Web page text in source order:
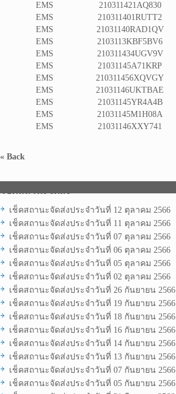
EMS
210311421AQ830
EMS
210311401RUTT2
EMS
21031140RAD1QV
EMS
2103113KBF5BV6
EMS
210311434UGV9V
EMS
21031145A71KRP
EMS
210311456XQVGY
EMS
21031146UKTBAE
EMS
21031145YR4A4B
EMS
21031145M1H08A
EMS
21031146XXY741
« Back
เช็คสถานะจัดส่ง
เช็คสถานะจัดส่งประจำวันที่ 12 ตุลาคม 2566
เช็คสถานะจัดส่งประจำวันที่ 11 ตุลาคม 2566
เช็คสถานะจัดส่งประจำวันที่ 07 ตุลาคม 2566
เช็คสถานะจัดส่งประจำวันที่ 06 ตุลาคม 2566
เช็คสถานะจัดส่งประจำวันที่ 05 ตุลาคม 2566
เช็คสถานะจัดส่งประจำวันที่ 02 ตุลาคม 2566
เช็คสถานะจัดส่งประจำวันที่ 26 กันยายน 2566
เช็คสถานะจัดส่งประจำวันที่ 19 กันยายน 2566
เช็คสถานะจัดส่งประจำวันที่ 18 กันยายน 2566
เช็คสถานะจัดส่งประจำวันที่ 16 กันยายน 2566
เช็คสถานะจัดส่งประจำวันที่ 14 กันยายน 2566
เช็คสถานะจัดส่งประจำวันที่ 13 กันยายน 2566
เช็คสถานะจัดส่งประจำวันที่ 07 กันยายน 2566
เช็คสถานะจัดส่งประจำวันที่ 05 กันยายน 2566